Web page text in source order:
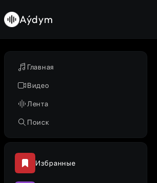
Главная
Видео
Лента
Поиск
Избранные
Aýdym